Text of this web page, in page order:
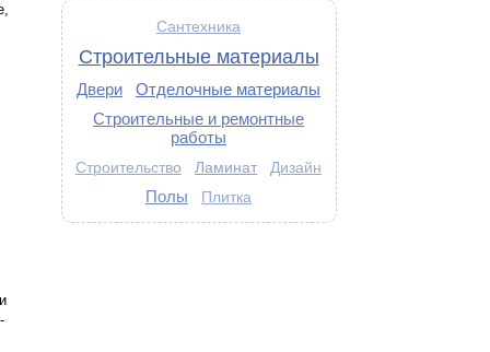
Сантехника
Строительные материалы
Двери
Отделочные материалы
Строительные и ремонтные
работы
Строительство Ламинат Дизайн
Полы Плитка